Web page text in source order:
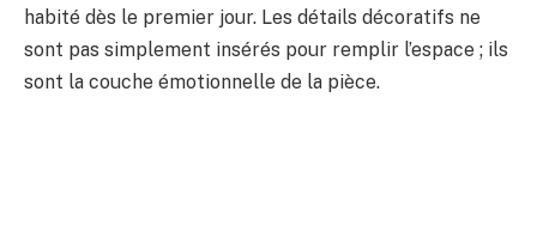
habité dès le premier jour. Les détails décoratifs ne
sont pas simplement insérés pour remplir l’espace ; ils
sont la couche émotionnelle de la pièce.